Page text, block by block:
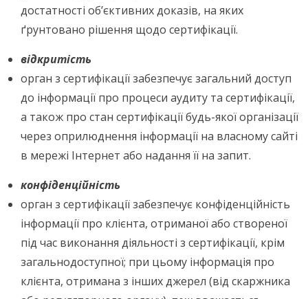
достатності об’єктивних доказів, на яких
ґрунтовано рішення щодо сертифікації.
відкритість
орган з сертифікації забезпечує загальний доступ
до інформації про процеси аудиту та сертифікації,
а також про стан сертифікації будь-якої організації
через оприлюднення інформації на власному сайті
в мережі Інтернет або надання її на запит.
конфіденційність
орган з сертифікації забезпечує конфіденційність
інформації про клієнта, отриманої або створеної
під час виконання діяльності з сертифікації, крім
загальнодоступної; при цьому інформація про
клієнта, отримана з інших джерел (від скаржника